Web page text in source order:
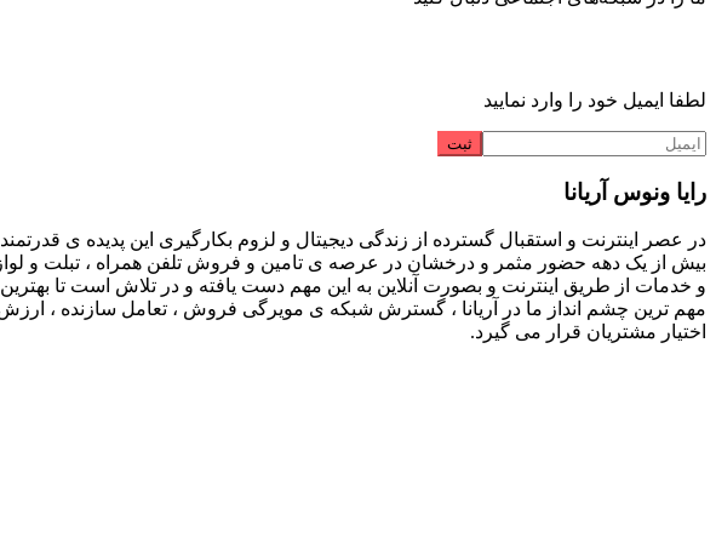
لطفا ایمیل خود را وارد نمایید
رایا ونوس آریانا
در عصر اینترنت و استقبال گسترده از زندگی دیجیتال و لزوم بکارگیری این پدیده ی
بیش از یک دهه حضور مثمر و درخشان در عرصه ی تامین و فروش تلفن همراه ، تبلت و
و خدمات از طریق اینترنت و بصورت آنلاین به این مهم دست یافته و در تلاش است تا
مهم ترین چشم انداز ما در آریانا ، گسترش شبکه ی مویرگی فروش ، تعامل سازنده ،
اختیار مشتریان قرار می گیرد.